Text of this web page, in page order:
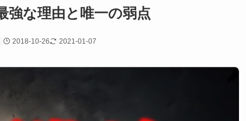
強な理由と唯一の弱点
2018-10-26 2021-01-07